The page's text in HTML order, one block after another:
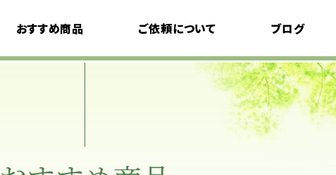
おすすめ商品 ご依頼について
デザインコンセプト
よくある質問
ブログ
植栽考
エクステリア語り